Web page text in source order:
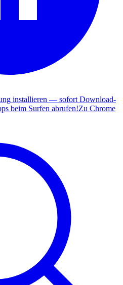
installieren — sofort Download-
beim Surfen abrufen!Zu Chrome